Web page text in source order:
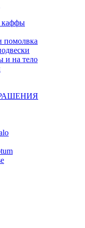
каффы
помолвка
и на тело